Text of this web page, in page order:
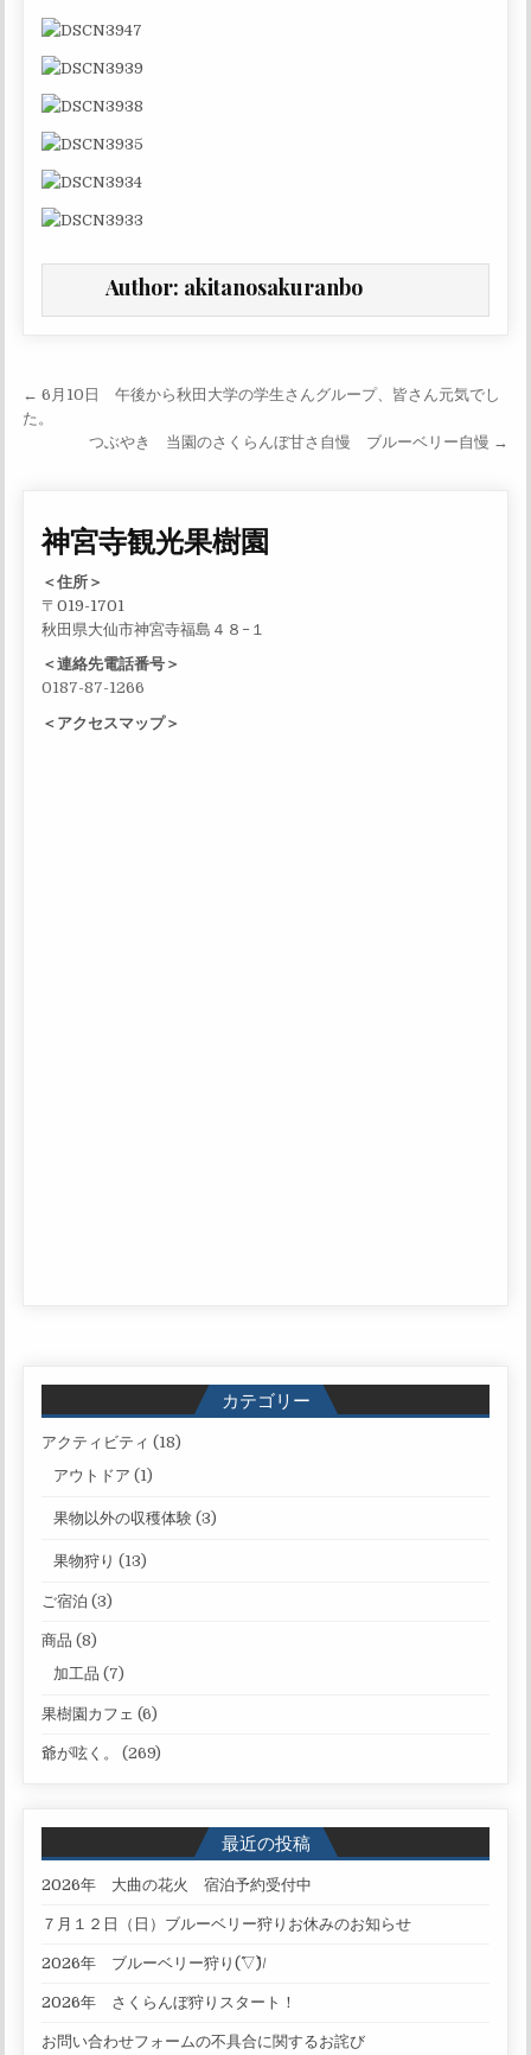
Author: akitanosakuranbo
投稿ナビゲーション
← 6月10日 午後から秋田大学の学生さんグループ、皆さん元気でし
た。
つぶやき 当園のさくらんぼ甘さ自慢 ブルーベリー自慢 →
神宮寺観光果樹園
＜住所＞
〒019-1701
秋田県大仙市神宮寺福島４８−１
＜連絡先電話番号＞
0187-87-1266
＜アクセスマップ＞
カテゴリー
アクティビティ (18)
アウトドア (1)
果物以外の収穫体験 (3)
果物狩り (13)
ご宿泊 (3)
商品 (8)
加工品 (7)
果樹園カフェ (6)
爺が呟く。 (269)
最近の投稿
2026年 大曲の花火 宿泊予約受付中
７月１２日（日）ブルーベリー狩りお休みのお知らせ
2026年 ブルーベリー狩り(^▽^)/
2026年 さくらんぼ狩りスタート！
お問い合わせフォームの不具合に関するお詫び